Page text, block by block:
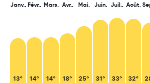
Janv..
13°
Févr..
14°
Mars.
14°
Avr..
18°
Mai.
25°
Juin.
31°
Juil..
33°
Août.
32°